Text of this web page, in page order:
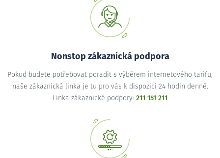
Nonstop zákaznická podpora
Pokud budete potřebovat poradit s výběrem internetového tarifu,
naše zákaznická linka je tu pro vás k dispozici 24 hodin denně.
Linka zákaznické podpory: 211 151 211